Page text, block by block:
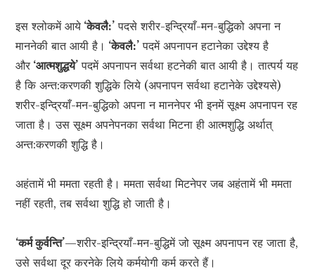
इस श्लोकमें आये ‘केवलै:’ पदसे शरीर-इन्द्रियाँ-मन-बुद्धिको अपना न
माननेकी बात आयी है। ‘केवलै:’ पदमें अपनापन हटानेका उद्देश्य है
और ‘आत्मशुद्धये’ पदमें अपनापन सर्वथा हटनेकी बात आयी है। तात्पर्य यह
है कि अन्त:करणकी शुद्धिके लिये (अपनापन सर्वथा हटानेके उद्देश्यसे)
शरीर-इन्द्रियाँ-मन-बुद्धिको अपना न माननेपर भी इनमें सूक्ष्म अपनापन रह
जाता है। उस सूक्ष्म अपनेपनका सर्वथा मिटना ही आत्मशुद्धि अर्थात्
अन्त:करणकी शुद्धि है।
अहंतामें भी ममता रहती है। ममता सर्वथा मिटनेपर जब अहंतामें भी ममता
नहीं रहती, तब सर्वथा शुद्धि हो जाती है।
‘कर्म कुर्वन्ति’—शरीर-इन्द्रियाँ-मन-बुद्धिमें जो सूक्ष्म अपनापन रह जाता है,
उसे सर्वथा दूर करनेके लिये कर्मयोगी कर्म करते हैं।